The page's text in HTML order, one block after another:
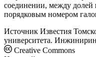
соединении, между долей
порядковым номером
Источник Известия
университета.
Creative Commons